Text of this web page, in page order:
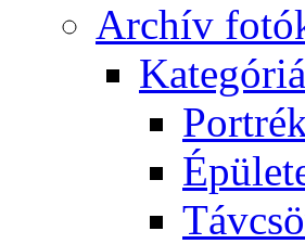
Ar­chív